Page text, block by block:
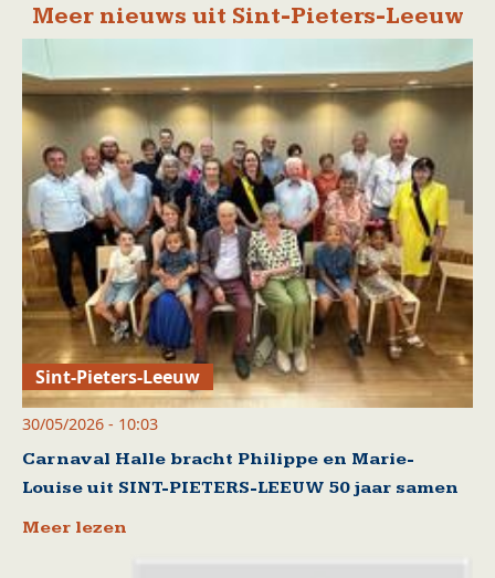
Meer nieuws uit Sint-Pieters-Leeuw
Sint-Pieters-Leeuw
30/05/2026 - 10:03
Carnaval Halle bracht Philippe en Marie-
Louise uit SINT-PIETERS-LEEUW 50 jaar samen
Meer lezen